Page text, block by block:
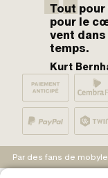
Tout
pour le
vent
temps.
Kurt
Par des fans de